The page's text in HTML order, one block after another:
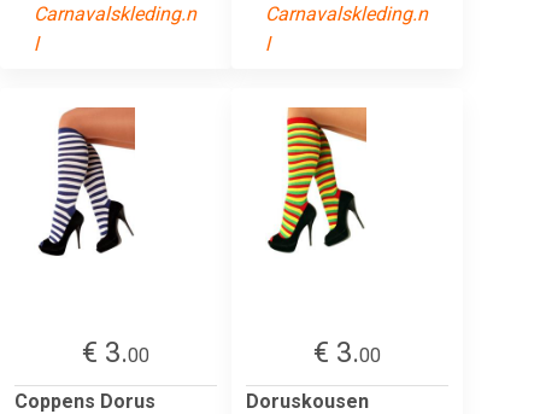
Carnavalskleding.n
l
Carnavalskleding.n
l
€ 3.00
Coppens Dorus
€ 3.00
Doruskousen